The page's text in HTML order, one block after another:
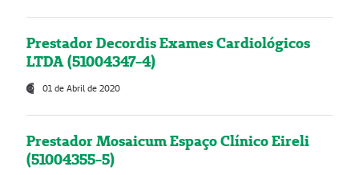
Prestador Decordis Exames Cardiológicos
LTDA (51004347-4)
01 de Abril de 2020
Prestador Mosaicum Espaço Clínico Eireli
(51004355-5)